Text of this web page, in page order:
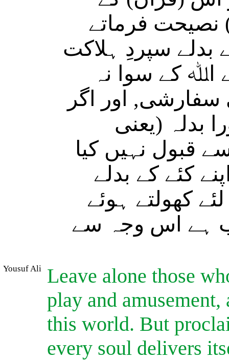
نصیحت فرماتے
بدلے سپردِ ہلاکت
اﷲ کے سوا نہ
سفارشی, اور اگر
بدلہ (یعنی
قبول نہیں کیا
کئے کے بدلے
کھولتے ہوئے
ہے اس وجہ سے
Yousuf Ali
Leave alone those
play and
this world. But
every soul delivers